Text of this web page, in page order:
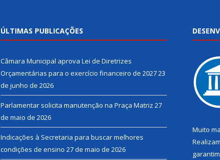
ÚLTIMAS PUBLICAÇÕES
Câmara Municipal aprova Lei de Diretrizes
Orçamentárias para o exercício financeiro de 202723
de junho de 2026
Parlamentar solicita manutenção na Praça Matriz 27
de maio de 2026
Indicações à Secretaria para buscar melhores
condições de ensino 27 de maio de 2026
Muito